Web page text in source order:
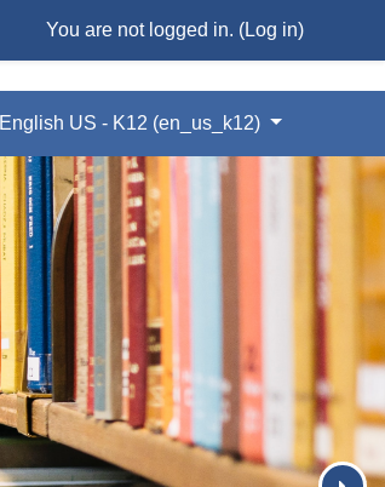
You are not logged in. (Log in)
English US - K12 ‎(en_us_k12)‎